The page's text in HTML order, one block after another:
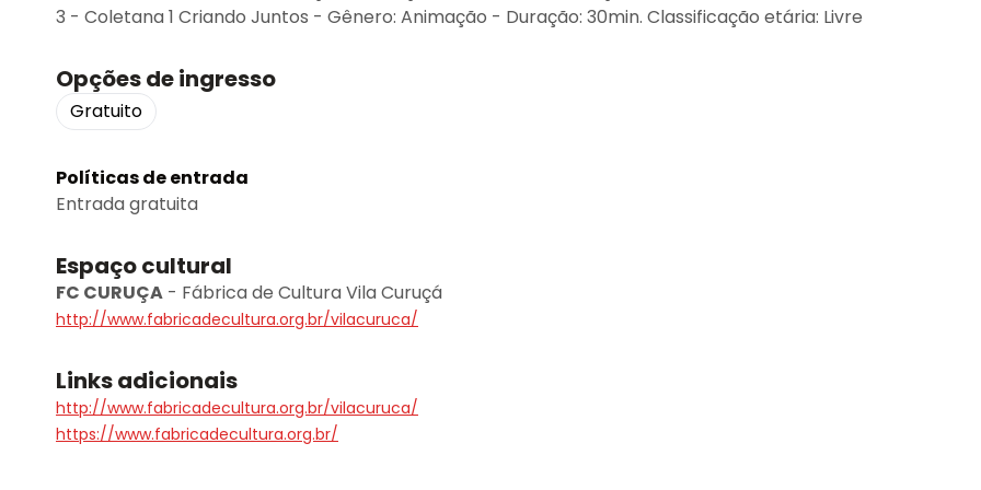
3 - Coletana 1 Criando Juntos - Gênero: Animação - Duração: 30min. Classificação etária: Livre
Opções de ingresso
Gratuito
Políticas de entrada
Entrada gratuita
Espaço cultural
FC CURUÇA - Fábrica de Cultura Vila Curuçá
http://www.fabricadecultura.org.br/vilacuruca/
Links adicionais
http://www.fabricadecultura.org.br/vilacuruca/
https://www.fabricadecultura.org.br/